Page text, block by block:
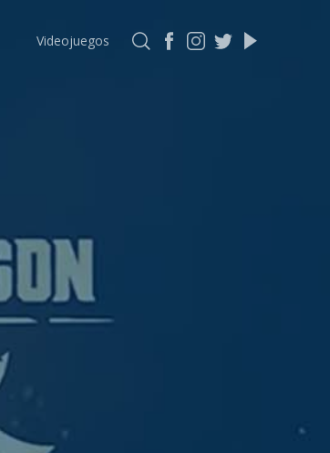
Videojuegos